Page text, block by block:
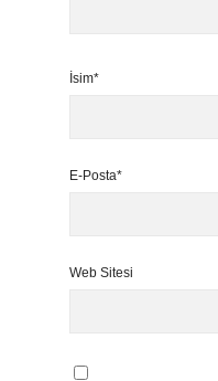
İsim*
E-Posta*
Web Sitesi